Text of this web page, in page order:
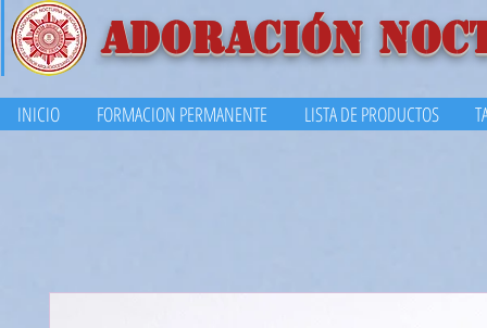
ADORACIÓN
INICIO FORMACION PERMANENTE LISTA DE PRODUCTOS